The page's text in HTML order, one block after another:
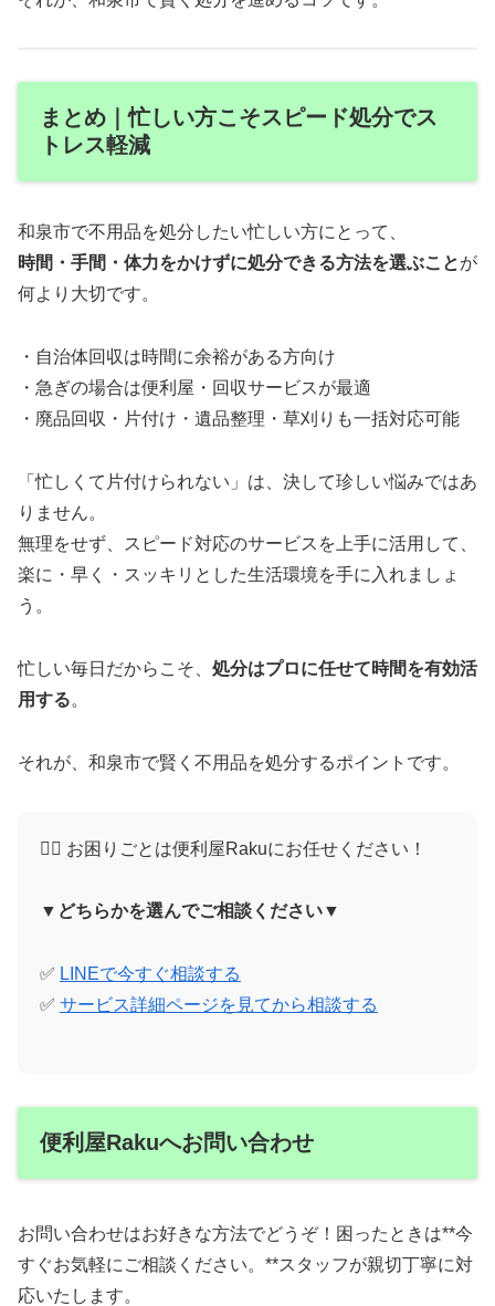
まとめ｜忙しい方こそスピード処分でス
トレス軽減
和泉市で不用品を処分したい忙しい方にとって、
時間・手間・体力をかけずに処分できる方法を選ぶことが
何より大切です。
・自治体回収は時間に余裕がある方向け
・急ぎの場合は便利屋・回収サービスが最適
・廃品回収・片付け・遺品整理・草刈りも一括対応可能
「忙しくて片付けられない」は、決して珍しい悩みではあ
りません。
無理をせず、スピード対応のサービスを上手に活用して、
楽に・早く・スッキリとした生活環境を手に入れましょ
う。
忙しい毎日だからこそ、 処分はプロに任せて時間を有効活
用する。
それが、和泉市で賢く不用品を処分するポイントです。
🙋‍♀️ お困りごとは便利屋Rakuにお任せください！
▼どちらかを選んでご相談ください▼
✅ LINEで今すぐ相談する
✅ サービス詳細ページを見てから相談する
便利屋Rakuへお問い合わせ
お問い合わせはお好きな方法でどうぞ！困ったときは**今
すぐお気軽にご相談ください。**スタッフが親切丁寧に対
応いたします。